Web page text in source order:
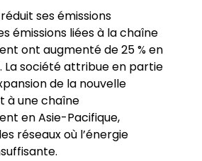
ses émissions
émissions liées à la chaîne
ont augmenté de 25 % en
La société attribue en partie
de la nouvelle
à une chaîne
en Asie-Pacifique,
réseaux où l’énergie